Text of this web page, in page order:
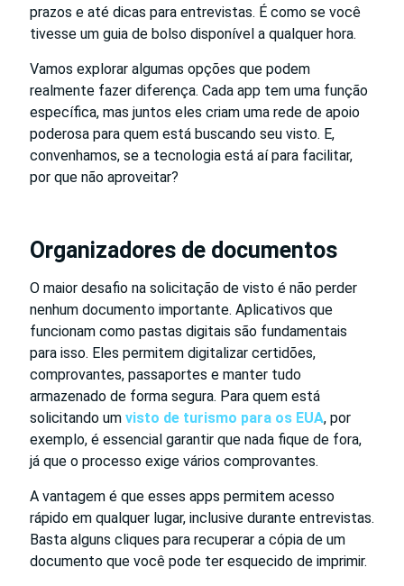
prazos e até dicas para entrevistas. É como se você
tivesse um guia de bolso disponível a qualquer hora.
Vamos explorar algumas opções que podem
realmente fazer diferença. Cada app tem uma função
específica, mas juntos eles criam uma rede de apoio
poderosa para quem está buscando seu visto. E,
convenhamos, se a tecnologia está aí para facilitar,
por que não aproveitar?
Organizadores de documentos
O maior desafio na solicitação de visto é não perder
nenhum documento importante. Aplicativos que
funcionam como pastas digitais são fundamentais
para isso. Eles permitem digitalizar certidões,
comprovantes, passaportes e manter tudo
armazenado de forma segura. Para quem está
solicitando um visto de turismo para os EUA, por
exemplo, é essencial garantir que nada fique de fora,
já que o processo exige vários comprovantes.
A vantagem é que esses apps permitem acesso
rápido em qualquer lugar, inclusive durante entrevistas.
Basta alguns cliques para recuperar a cópia de um
documento que você pode ter esquecido de imprimir.